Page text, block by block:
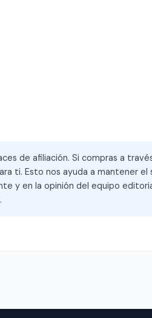
de afiliación. Si compras a
ti. Esto nos ayuda a mantener el
y en la opinión del equipo